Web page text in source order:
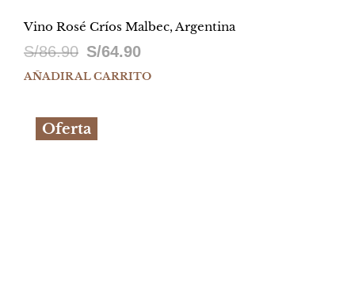
Vino Rosé Críos Malbec, Argentina
S/86.90 El
precio
era:
S/64.90El
precio
AÑADIR AL CARRITO
Oferta